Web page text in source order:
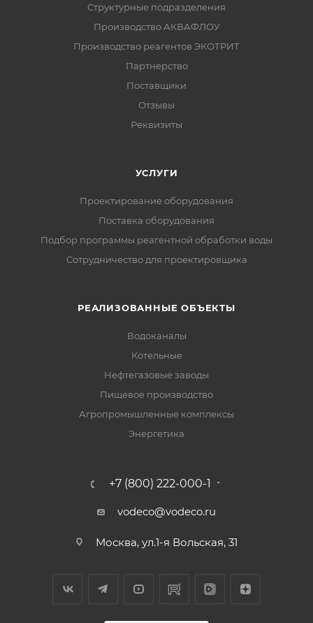
Структурные подразделения
Производство АКВАФЛОУ
Производство реагентов ЭКОТРИТ
Партнерство
Поставщики
Отзывы
Реквизиты
УСЛУГИ
Проектирование оборудования
Поставка оборудования
Подбор программы реагентной обработки воды
Сотрудничество для проектировщика
РЕАЛИЗОВАННЫЕ ОБЪЕКТЫ
Водоканалы
Котельные
Нефтегазовые заводы
Пищевое производство
Агропромышленные комплексы
Энергетика
+7 (800) 222-000-1
vodeco@vodeco.ru
Москва, ул.1-я Вольская, 31